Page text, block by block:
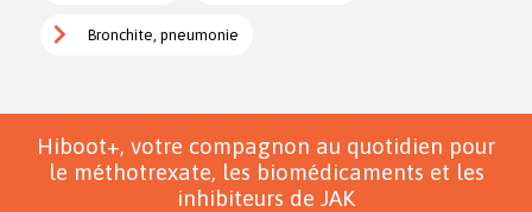
Bronchite, pneumonie
Hiboot+, votre compagnon au quotidien pour
le méthotrexate, les biomédicaments et les
inhibiteurs de JAK